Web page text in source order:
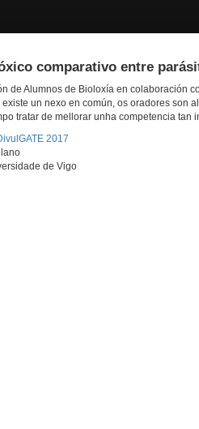
comparativo entre
de Alumnos de Bioloxía en colaboración
un nexo en común, os oradores son
tratar de mellorar unha competencia tan
2017
de Vigo